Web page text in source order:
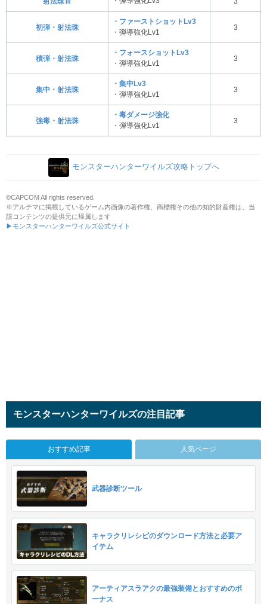
初弾・射法珠
・ファーストショットLv3
・弾導強化Lv1
3
積弾・射法珠
・フォースショットLv3
・弾導強化Lv1
3
集中・射法珠
・集中Lv3
・弾導強化Lv1
3
強毒・射法珠
・毒ダメージ強化
・弾導強化Lv1
3
モンスターハンターワイルズ攻略トップへ
©CAPCOM All rights reserved.
※アルテマに掲載しているゲーム内画像の著作権、商標権その他の知的財産権は、当
該コンテンツの提供元に帰属します
▶モンスターハンターワイルズ公式サイト
モンスターハンターワイルズの注目記事
おすすめ記事 人気ページ
武器診断ツール
キャラクリレシピのダウンロード方法と必要ア
イテム
アーティアスラアクの最強装備とおすすめのボ
ーナス